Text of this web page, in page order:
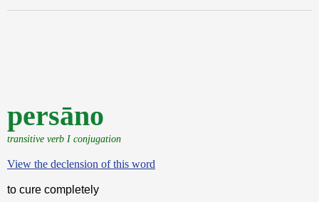
persāno
transitive verb I conjugation
View the declension of this word
to cure completely